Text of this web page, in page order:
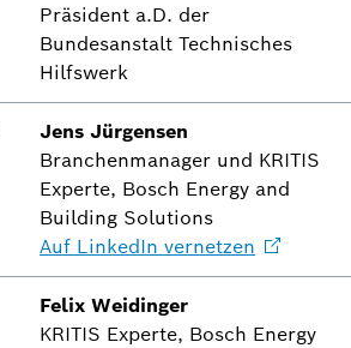
Präsident a.D. der
Bundesanstalt Technisches
Hilfswerk
Jens Jürgensen
Branchenmanager und KRITIS
Experte, Bosch Energy and
Building Solutions
Auf LinkedIn vernetzen
Felix Weidinger
KRITIS Experte, Bosch Energy